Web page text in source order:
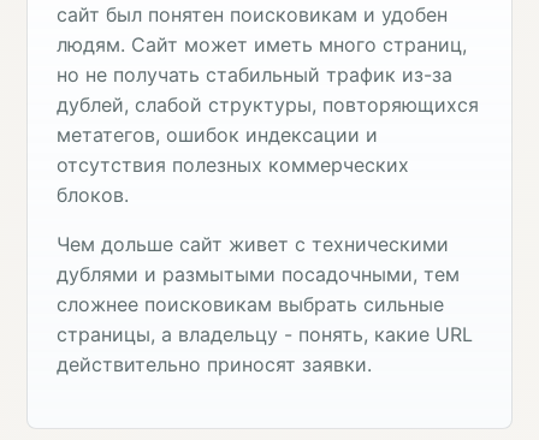
сайт был понятен поисковикам и удобен
людям. Сайт может иметь много страниц,
но не получать стабильный трафик из-за
дублей, слабой структуры, повторяющихся
метатегов, ошибок индексации и
отсутствия полезных коммерческих
блоков.
Чем дольше сайт живет с техническими
дублями и размытыми посадочными, тем
сложнее поисковикам выбрать сильные
страницы, а владельцу - понять, какие URL
действительно приносят заявки.